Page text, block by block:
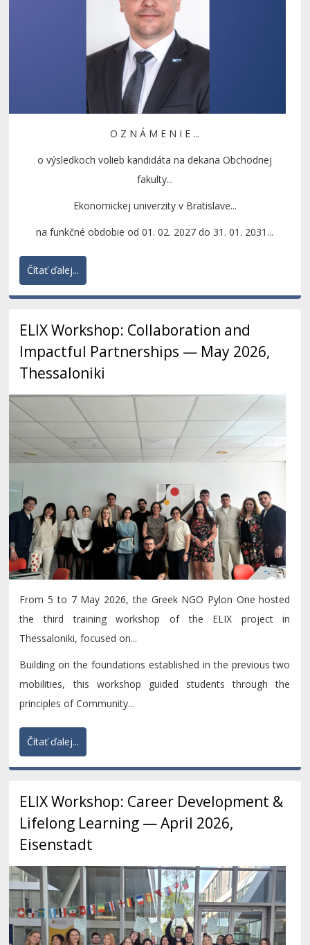
O Z N Á M E N I E ...
o výsledkoch volieb kandidáta na dekana Obchodnej
fakulty...
Ekonomickej univerzity v Bratislave...
na funkčné obdobie od 01. 02. 2027 do 31. 01. 2031...
Čítať ďalej...
ELIX Workshop: Collaboration and
Impactful Partnerships — May 2026,
Thessaloniki
From 5 to 7 May 2026, the Greek NGO Pylon One hosted
the third training workshop of the ELIX project in
Thessaloniki, focused on...
Building on the foundations established in the previous two
mobilities, this workshop guided students through the
principles of Community...
Čítať ďalej...
ELIX Workshop: Career Development &
Lifelong Learning — April 2026,
Eisenstadt